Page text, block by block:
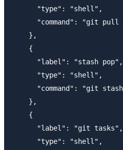
      "type": "shell",
"command": "git pull
    },
    {
      "label": "stash pop",
      "type": "shell",
"command": "git
    },
    {
      "label": "git tasks",
      "type": "shell",